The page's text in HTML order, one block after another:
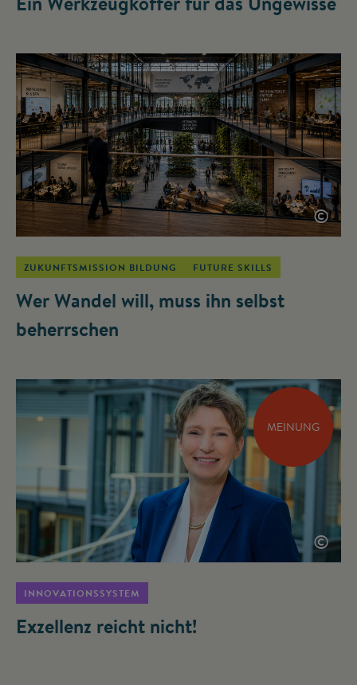
©
ZUKUNFTSMISSION BILDUNG FUTURE SKILLS
Wer Wandel will, muss ihn selbst
beherrschen
MEINUNG
©
INNOVATIONSSYSTEM
Exzellenz reicht nicht!